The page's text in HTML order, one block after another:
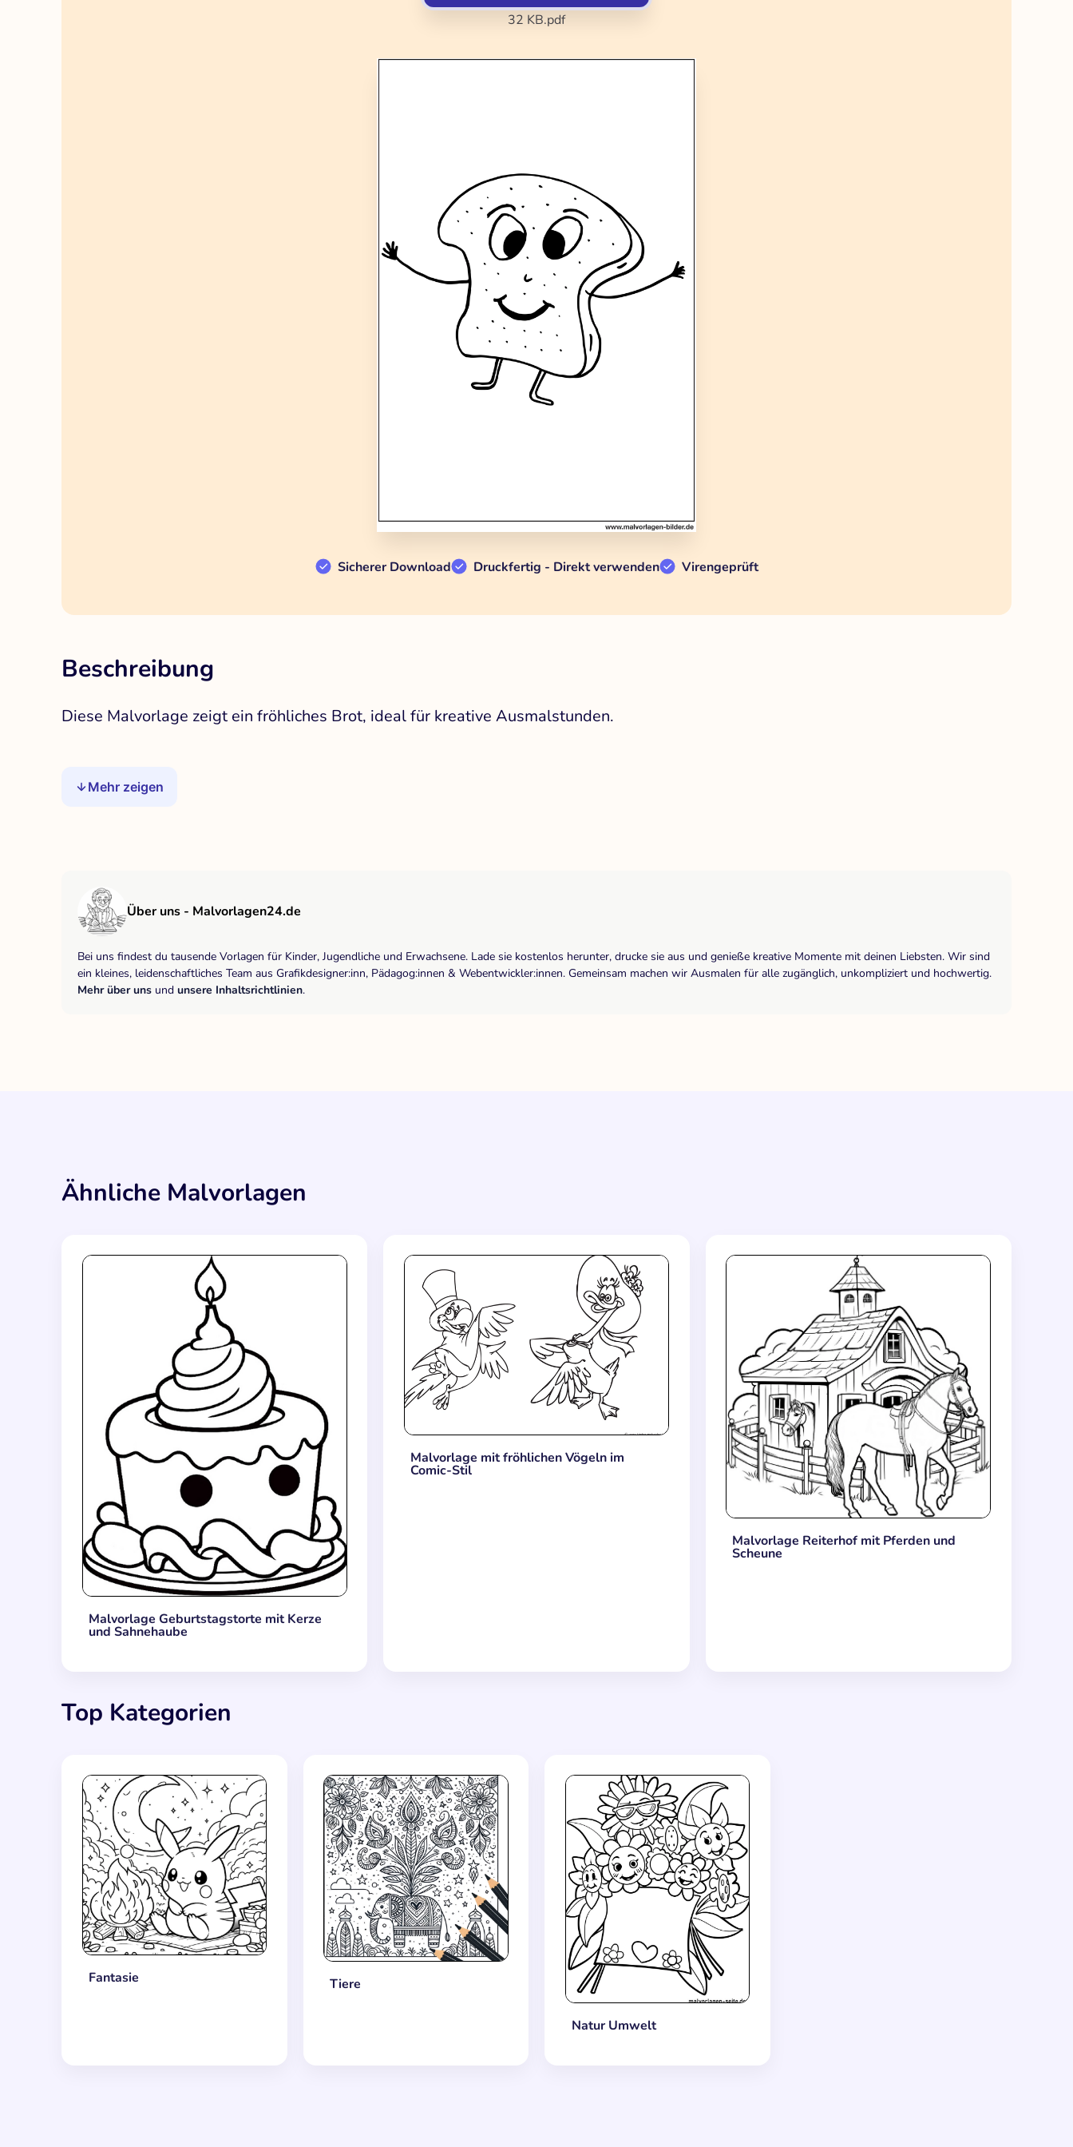
32 KB.pdf
Sicherer Download Druckfertig - Direkt verwenden Virengeprüft
Beschreibung
Diese Malvorlage zeigt ein fröhliches Brot, ideal für kreative Ausmalstunden.
Mehr zeigen
Über uns - Malvorlagen24.de
Bei uns findest du tausende Vorlagen für Kinder, Jugendliche und Erwachsene. Lade sie kostenlos herunter, drucke sie aus und genieße kreative Momente mit deinen Liebsten. Wir sind
ein kleines, leidenschaftliches Team aus Grafikdesigner:inn, Pädagog:innen & Webentwickler:innen. Gemeinsam machen wir Ausmalen für alle zugänglich, unkompliziert und hochwertig.
Mehr über uns und unsere Inhaltsrichtlinien.
Ähnliche Malvorlagen
Malvorlage Geburtstagstorte mit Kerze
und Sahnehaube
Malvorlage mit fröhlichen Vögeln im
Comic-Stil
Malvorlage Reiterhof mit Pferden und
Scheune
Top Kategorien
Fantasie Tiere
Natur Umwelt